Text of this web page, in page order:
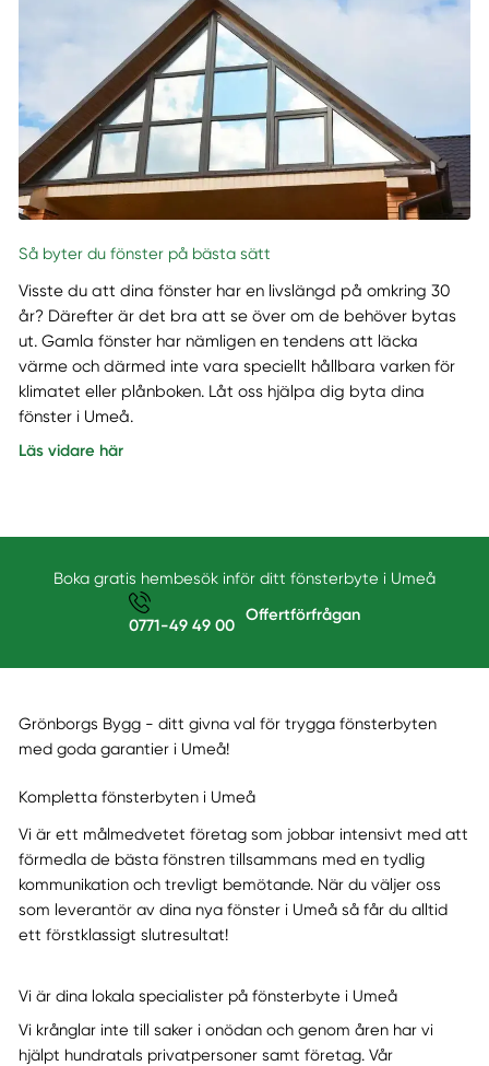
Så byter du fönster på bästa sätt
Visste du att dina fönster har en livslängd på omkring 30
år? Därefter är det bra att se över om de behöver bytas
ut. Gamla fönster har nämligen en tendens att läcka
värme och därmed inte vara speciellt hållbara varken för
klimatet eller plånboken. Låt oss hjälpa dig byta dina
fönster i Umeå.
Läs vidare här
Boka gratis hembesök inför ditt fönsterbyte i Umeå
0771-49 49 00
Offertförfrågan
Grönborgs Bygg - ditt givna val för trygga fönsterbyten
med goda garantier i Umeå!
Kompletta fönsterbyten i Umeå
Vi är ett målmedvetet företag som jobbar intensivt med att
förmedla de bästa fönstren tillsammans med en tydlig
kommunikation och trevligt bemötande. När du väljer oss
som leverantör av dina nya fönster i Umeå så får du alltid
ett förstklassigt slutresultat!
Vi är dina lokala specialister på fönsterbyte i Umeå
Vi krånglar inte till saker i onödan och genom åren har vi
hjälpt hundratals privatpersoner samt företag. Vår